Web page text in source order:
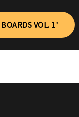
VOL. 1'